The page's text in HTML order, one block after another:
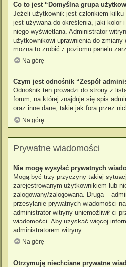
Co to jest “Domyślna grupa
Jeżeli użytkownik jest członkiem kilku
jest używana do określenia, jaki kolor
niego wyświetlana. Administrator
użytkownikowi uprawnienia do zmiany
można to zrobić z poziomu panelu
Na górę
Czym jest odnośnik “Zespół
Odnośnik ten prowadzi do strony z
forum, na której znajduje się spis
oraz inne dane, takie jak fora przez
Na górę
Prywatne wiadomości
Nie mogę wysyłać prywatnych
Mogą być trzy przyczyny takiej
zarejestrowanym użytkownikiem lub
zalogowany/zalogowana. Druga –
przesyłanie prywatnych wiadomości
administrator witryny uniemożliwił ci
wiadomości. Aby uzyskać więcej
administratorem witryny.
Na górę
Otrzymuję niechciane prywatne